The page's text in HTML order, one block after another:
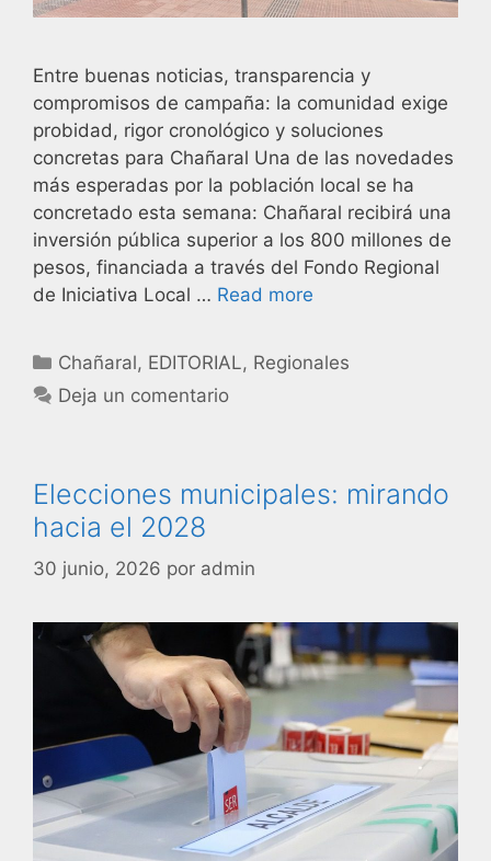
Entre buenas noticias, transparencia y
compromisos de campaña: la comunidad exige
probidad, rigor cronológico y soluciones
concretas para Chañaral Una de las novedades
más esperadas por la población local se ha
concretado esta semana: Chañaral recibirá una
inversión pública superior a los 800 millones de
pesos, financiada a través del Fondo Regional
de Iniciativa Local … Read more
Chañaral, EDITORIAL, Regionales
Deja un comentario
Elecciones municipales: mirando
hacia el 2028
30 junio, 2026 por admin